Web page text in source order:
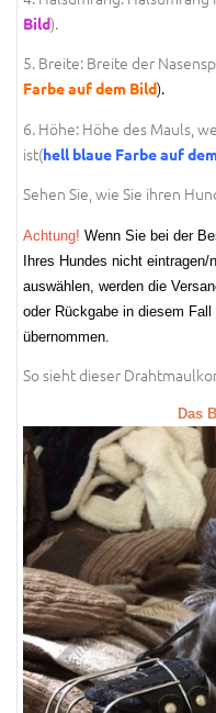
Bild).
5. Breite: Breite der
Farbe auf dem Bild).
6. Höhe: Höhe des Mauls,
ist(hell blaue Farbe auf
Sehen Sie, wie Sie ihren
Achtung! Wenn Sie bei der
Ihres Hundes nicht
auswählen, werden die
oder Rückgabe in diesem Fall
übernommen.
So sieht dieser
Das